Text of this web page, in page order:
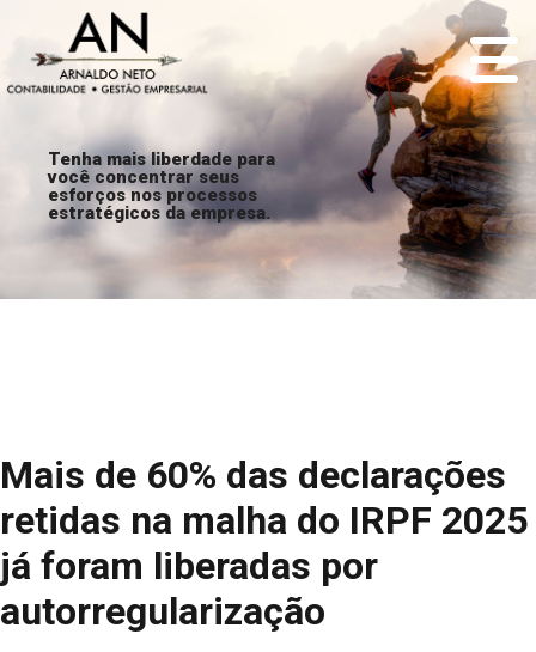
Tenha mais liberdade para
você concentrar seus
esforços nos processos
estratégicos da empresa.
Mais de 60% das declarações
retidas na malha do IRPF 2025
já foram liberadas por
autorregularização